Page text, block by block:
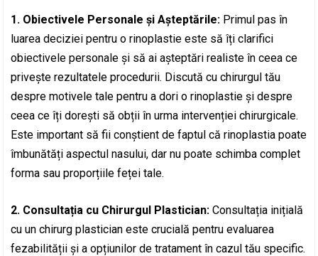
1. Obiectivele Personale și Așteptările: Primul pas în
luarea deciziei pentru o rinoplastie este să îți clarifici
obiectivele personale și să ai așteptări realiste în ceea ce
privește rezultatele procedurii. Discută cu chirurgul tău
despre motivele tale pentru a dori o rinoplastie și despre
ceea ce îți dorești să obții în urma intervenției chirurgicale.
Este important să fii conștient de faptul că rinoplastia poate
îmbunătăți aspectul nasului, dar nu poate schimba complet
forma sau proporțiile feței tale.
2. Consultația cu Chirurgul Plastician: Consultația inițială
cu un chirurg plastician este crucială pentru evaluarea
fezabilității și a opțiunilor de tratament în cazul tău specific.